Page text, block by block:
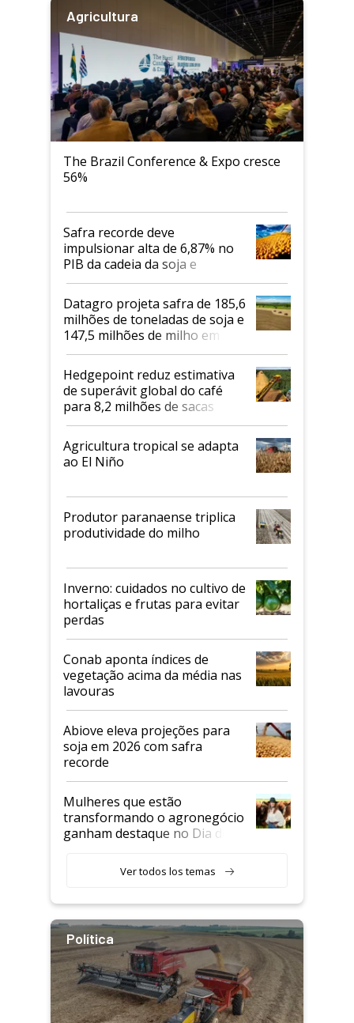
Agricultura
The Brazil Conference & Expo cresce
56%
Safra recorde deve
impulsionar alta de 6,87% no
PIB da cadeia da soja e
biodiesel em 2026
Datagro projeta safra de 185,6
milhões de toneladas de soja e
147,5 milhões de milho em
2026/27
Hedgepoint reduz estimativa
de superávit global do café
para 8,2 milhões de sacas
Agricultura tropical se adapta
ao El Niño
Produtor paranaense triplica
produtividade do milho
Inverno: cuidados no cultivo de
hortaliças e frutas para evitar
perdas
Conab aponta índices de
vegetação acima da média nas
lavouras
Abiove eleva projeções para
soja em 2026 com safra
recorde
Mulheres que estão
transformando o agronegócio
ganham destaque no Dia do
Ver todos los temas
Política